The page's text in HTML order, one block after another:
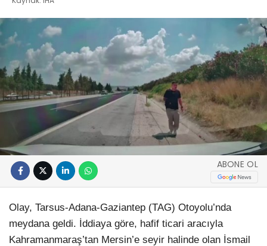
ABONE OL
Olay, Tarsus-Adana-Gaziantep (TAG) Otoyolu’nda
meydana geldi. İddiaya göre, hafif ticari aracıyla
Kahramanmaraş’tan Mersin’e seyir halinde olan İsmail